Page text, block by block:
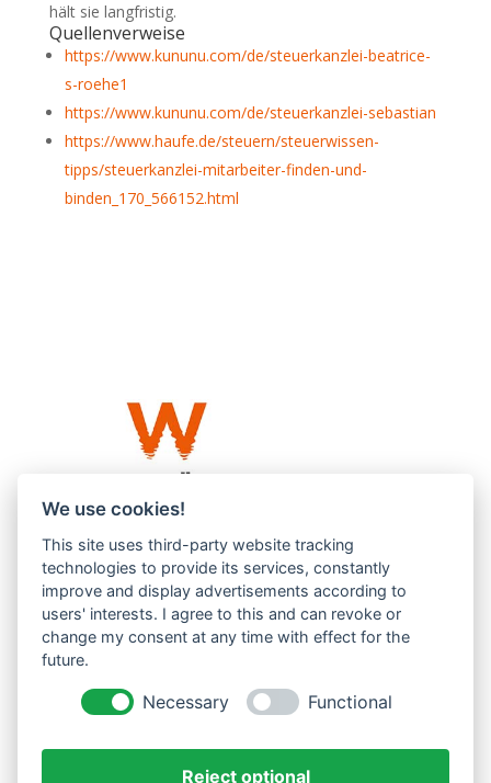
hält sie langfristig.
Quellenverweise
https://www.kununu.com/de/steuerkanzlei-beatrice-
s-roehe1
https://www.kununu.com/de/steuerkanzlei-sebastian
https://www.haufe.de/steuern/steuerwissen-
tipps/steuerkanzlei-mitarbeiter-finden-und-
binden_170_566152.html
Westküste UG (haftungsbeschränkt)
Menzlingen 14 B
51503 Rösrath
Datenschutzerklärung
We use cookies!
This site uses third-party website tracking
technologies to provide its services, constantly
improve and display advertisements according to
users' interests. I agree to this and can revoke or
change my consent at any time with effect for the
future.
Necessary Functional
Reject optional